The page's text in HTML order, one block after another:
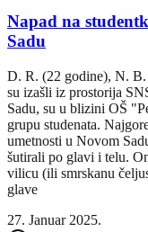
Napad na
Sadu
D. R. (22 godine), N.
su izašli iz prostorija
Sadu, su u blizini OŠ
grupu studenata.
umetnosti u Novom
šutirali po glavi i telu.
vilicu (ili smrskanu
glave
27. Januar 2025.